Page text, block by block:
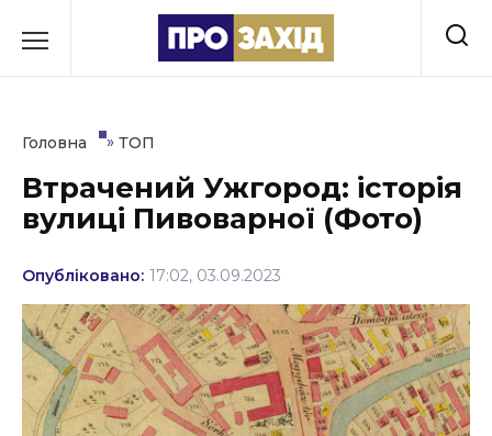
до
Культура
Освіта
Події
Політика
Соціум
Головна » ТОП
Втрачений Ужгород: історія
вулиці Пивоварної (Фото)
Опубліковано: 17:02, 03.09.2023